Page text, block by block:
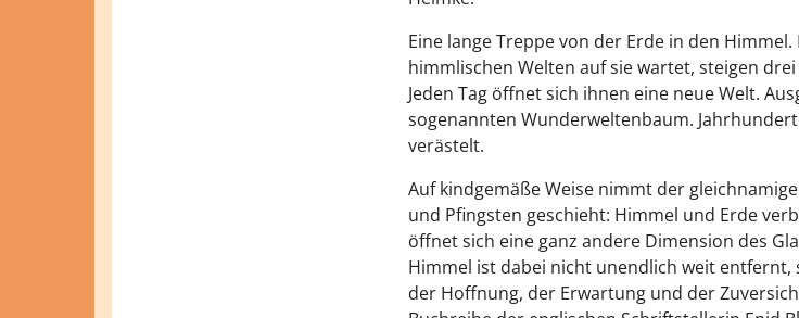
Eine lange Treppe von der Erde in den
himmlischen Welten auf sie wartet, steigen
Jeden Tag öffnet sich ihnen eine neue Welt.
sogenannten Wunderweltenbaum.
verästelt.
Auf kindgemäße Weise nimmt der
und Pfingsten geschieht: Himmel und Erde
öffnet sich eine ganz andere Dimension des
Himmel ist dabei nicht unendlich weit
der Hoffnung, der Erwartung und der